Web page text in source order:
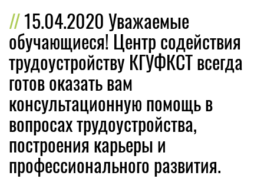
15.04.2020 Уважаемые
обучающиеся! Центр содействия
трудоустройству КГУФКСТ всегда
готов оказать вам
консультационную помощь в
вопросах трудоустройства,
построения карьеры и
профессионального развития.